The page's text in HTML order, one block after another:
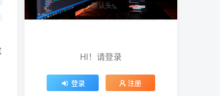
HI！请登录
登录 注册